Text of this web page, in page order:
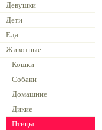
Девушки
Дети
Еда
Животные
Кошки
Собаки
Домашние
Дикие
Птицы